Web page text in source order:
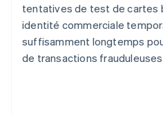
tentatives de test de cartes
identité commerciale
suffisamment longtemps
de transactions